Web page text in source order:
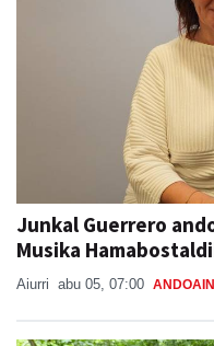
Junkal Guerrero
Musika
Aiurri abu 05, 07:00 ANDOAIN